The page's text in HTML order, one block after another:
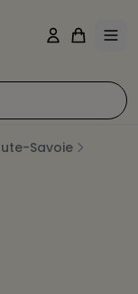
Savoie